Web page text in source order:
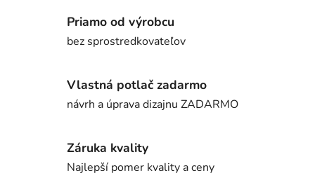
Priamo od výrobcu
bez sprostredkovateľov
Vlastná potlač zadarmo
návrh a úprava dizajnu ZADARMO
Záruka kvality
Najlepší pomer kvality a ceny